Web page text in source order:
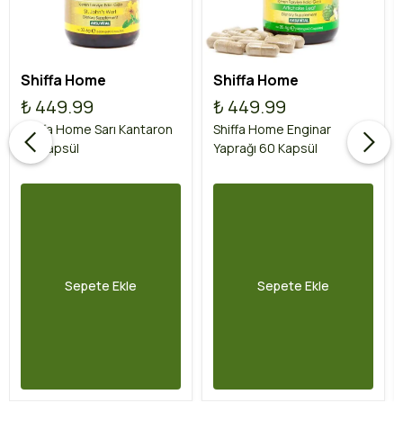
Shiffa Home
₺ 449.99
Shiffa Home Sarı Kantaron
60 Kapsül
Sepete Ekle
Shiffa Home
₺ 449.99
Shiffa Home Enginar
Yaprağı 60 Kapsül
Sepete Ekle